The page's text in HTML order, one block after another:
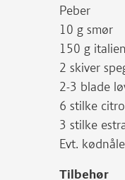
Peber
10 g smør
150 g
2 skiver
2-3 blade
6 stilke
3 stilke
Evt. kødnåle
Tilbehør